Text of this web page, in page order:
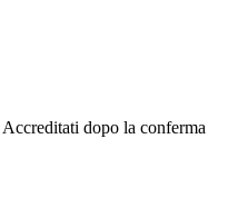
Accreditati dopo la conferma